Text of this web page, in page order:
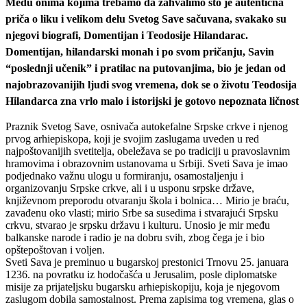
priča o liku i velikom delu Svetog Save sačuvana, svakako su
njegovi biografi, Domentijan i Teodosije Hilandarac.
Domentijan, hilandarski monah i po svom pričanju, Savin
“poslednji učenik” i pratilac na putovanjima, bio je jedan od
najobrazovanijih ljudi svog vremena, dok se o životu Teodosija
Hilandarca zna vrlo malo i istorijski je gotovo nepoznata ličnost
Praznik Svetog Save, osnivača autokefalne Srpske crkve i njenog
prvog arhiepiskopa, koji je svojim zaslugama uveden u red
najpoštovanijih svetitelja, obeležava se po tradiciji u pravoslavnim
hramovima i obrazovnim ustanovama u Srbiji. Sveti Sava je imao
podjednako važnu ulogu u formiranju, osamostaljenju i
organizovanju Srpske crkve, ali i u usponu srpske države,
književnom preporodu otvaranju škola i bolnica… Mirio je braću,
zavađenu oko vlasti; mirio Srbe sa susedima i stvarajući Srpsku
crkvu, stvarao je srpsku državu i kulturu. Unosio je mir među
balkanske narode i radio je na dobru svih, zbog čega je i bio
opštepoštovan i voljen.
Sveti Sava je preminuo u bugarskoj prestonici Trnovu 25. januara
1236. na povratku iz hodočašća u Jerusalim, posle diplomatske
misije za prijateljsku bugarsku arhiepiskopiju, koja je njegovom
zaslugom dobila samostalnost. Prema zapisima tog vremena, glas o